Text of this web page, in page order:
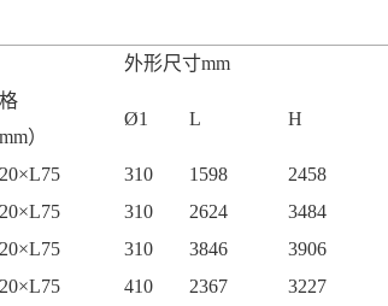
外形尺寸mm
）
Ø1 L H
310 1598 2458
310 2624 3484
310 3846 3906
410 2367 3227